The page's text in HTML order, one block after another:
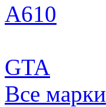
A610
GTA
Все марки